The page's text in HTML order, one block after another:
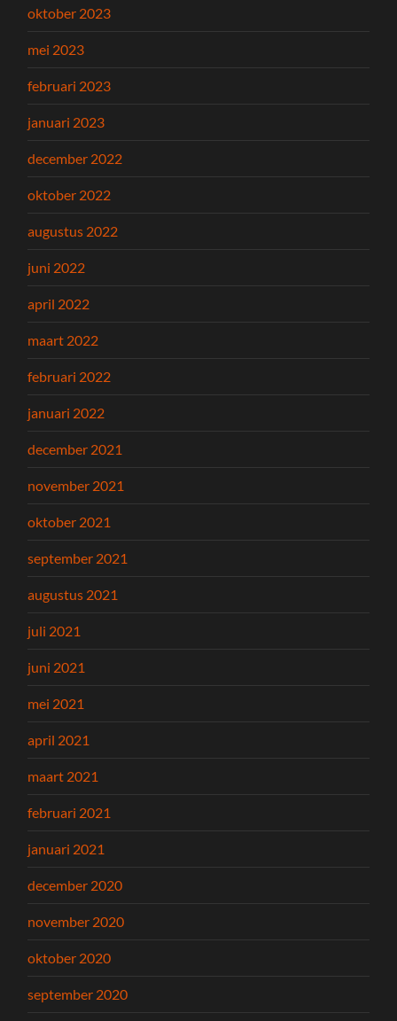
oktober 2023
mei 2023
februari 2023
januari 2023
december 2022
oktober 2022
augustus 2022
juni 2022
april 2022
maart 2022
februari 2022
januari 2022
december 2021
november 2021
oktober 2021
september 2021
augustus 2021
juli 2021
juni 2021
mei 2021
april 2021
maart 2021
februari 2021
januari 2021
december 2020
november 2020
oktober 2020
september 2020